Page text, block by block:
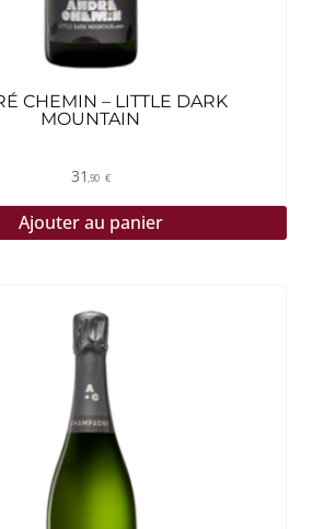
CHEMIN – LITTLE DARK
MOUNTAIN
31,90 €
Ajouter au panier